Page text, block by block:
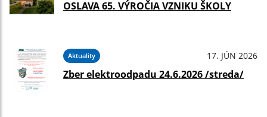
OSLAVA 65. VÝROČIA VZNIKU ŠKOLY
Aktuality 17. JÚN 2026
Zber elektroodpadu 24.6.2026 /streda/